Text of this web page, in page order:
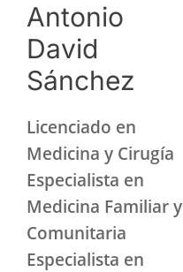
Antonio
David
Sánchez
Licenciado en
Medicina y Cirugía
Especialista en
Medicina Familiar y
Comunitaria
Especialista en